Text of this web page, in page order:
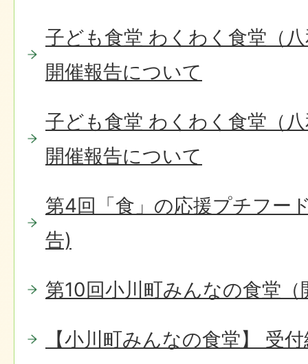
子ども食堂 わくわく食堂（
開催報告について
子ども食堂 わくわく食堂（
開催報告について
第4回「食」の応援プチフー
告)
第10回小川町みんなの食堂（
【小川町みんなの食堂】 受